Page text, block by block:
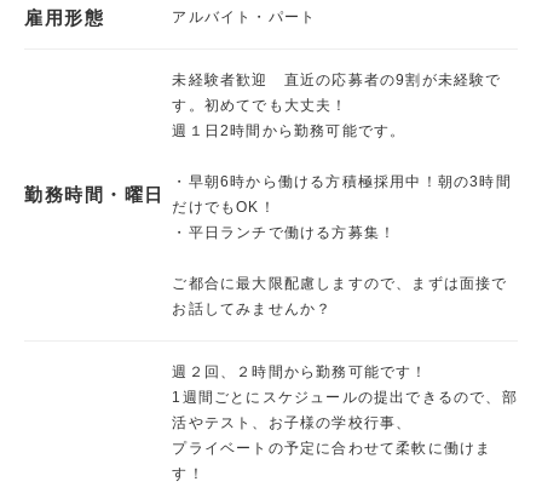
雇用形態 アルバイト・パート
勤務時間・曜日
未経験者歓迎 直近の応募者の9割が未経験で
す。初めてでも大丈夫！
週１日2時間から勤務可能です。
・早朝6時から働ける方積極採用中！朝の3時間
だけでもOK！
・平日ランチで働ける方募集！
ご都合に最大限配慮しますので、まずは面接で
お話してみませんか？
週２回、２時間から勤務可能です！
1週間ごとにスケジュールの提出できるので、部
活やテスト、お子様の学校行事、
プライベートの予定に合わせて柔軟に働けま
す！